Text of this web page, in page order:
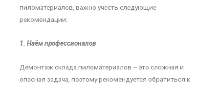
пиломатериалов, важно учесть следующие
рекомендации:
1. Наём профессионалов
Демонтаж склада пиломатериалов – это сложная и
опасная задача, поэтому рекомендуется обратиться к